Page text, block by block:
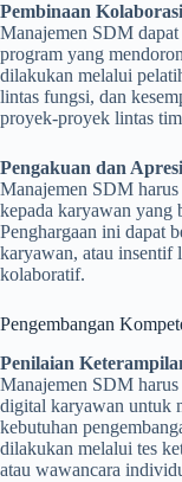
Pembinaan Kolaborasi
Manajemen SDM
program yang
dilakukan melalui
lintas fungsi, dan
proyek-proyek lintas
Pengakuan dan
Manajemen SDM
kepada karyawan yang
Penghargaan ini dapat
karyawan, atau insentif
kolaboratif.
Pengembangan
Penilaian
Manajemen SDM
digital karyawan untuk
kebutuhan
dilakukan melalui tes
atau wawancara